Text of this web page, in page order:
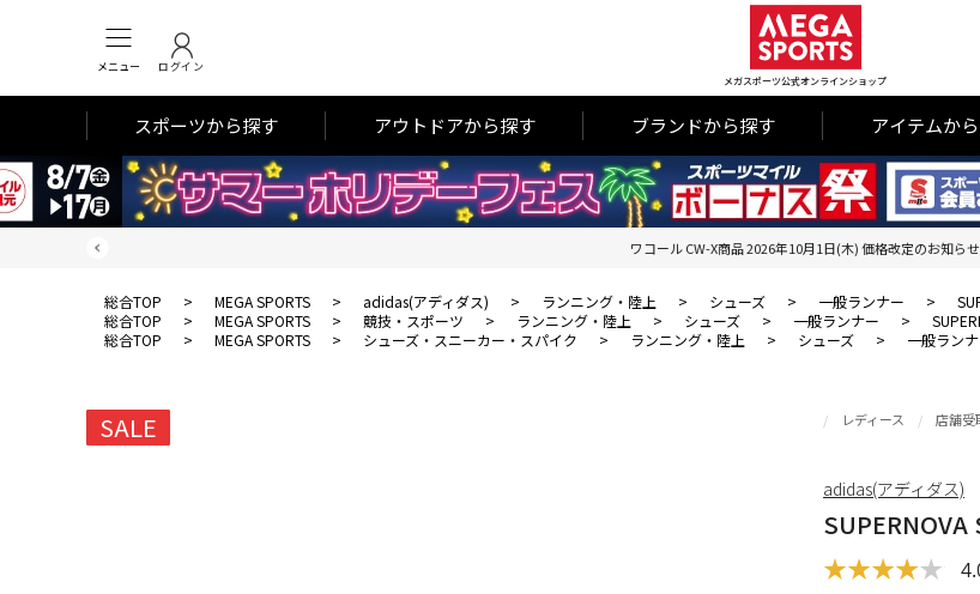
メニュー ログイン
メガスポーツ公式オンラインショップ
スポーツから探す アウトドアから探す ブランドから探す アイテムか
ワコール CW-X商品 2026年10月1日(木) 価格改定のお知らせ
総合TOP > MEGA SPORTS > adidas(アディダス) > ランニング・陸上 > シューズ > 一般ランナー >
総合TOP
> MEGA SPORTS > 競技・スポーツ > ランニング・陸上 > シューズ > 一般ランナー >
総合TOP
> MEGA SPORTS > シューズ・スニーカー・スパイク > ランニング・陸上 > シューズ > 一般ラン
SALE レディース 店舗受
SUPERNOVA
adidas(アディダス)